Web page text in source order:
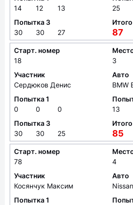
14
12 13
25
Попытка 3
30
30 27
Итого
87
Старт. номер
18
3
Участник
Сердюков Денис
Авто
BMW
Попытка 1
0
0 0
13
Попытка 3
30
30 25
Итого
85
Старт. номер
78
4
Участник
Косянчук Максим
Авто
Попытка 1